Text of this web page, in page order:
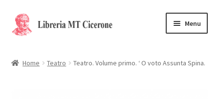
Vai
alla
Vai
al
Menu
Home Teatro Teatro. Volume primo. ‘ O voto Assunta Spina.